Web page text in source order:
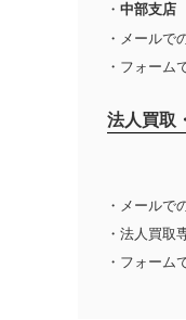
・ 中部支店
・メールで
・フォーム
法人買取
・メールで
・法人買取
・フォーム